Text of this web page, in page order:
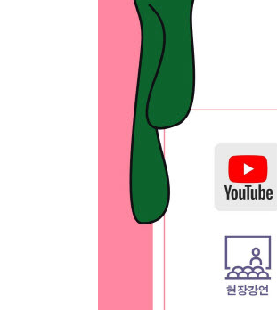
3부 생존을 넘어 공존으로 -
지구 종말까지 단 100초
플라스틱, 최악의 쓰레기섬을
개척되지 않은 블루오션, 심해
바다를 열면 공존이 보인다